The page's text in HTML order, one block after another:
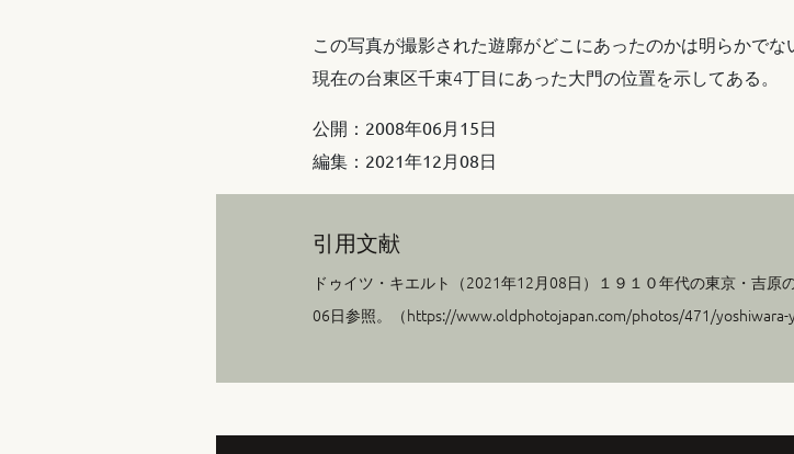
この写真が撮影された遊廓がどこにあったのかは明らかでな
現在の台東区千束4丁目にあった大門の位置を示してある。
公開： 2008年06月15日
編集： 2021年12月08日
引用文献
ドゥイツ・キエルト（2021年12月08日 ）１９１０年代の東京・吉原
06日参照。（https://www.oldphotojapan.com/photos/471/yoshiwara-